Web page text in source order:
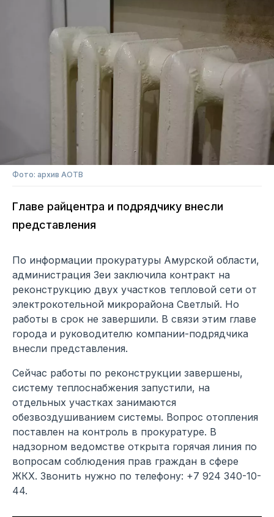
Фото: архив АОТВ
Главе райцентра и подрядчику внесли
представления
По информации прокуратуры Амурской области,
администрация Зеи заключила контракт на
реконструкцию двух участков тепловой сети от
электрокотельной микрорайона Светлый. Но
работы в срок не завершили. В связи этим главе
города и руководителю компании-подрядчика
внесли представления.
Сейчас работы по реконструкции завершены,
систему теплоснабжения запустили, на
отдельных участках занимаются
обезвоздушиванием системы. Вопрос отопления
поставлен на контроль в прокуратуре. В
надзорном ведомстве открыта горячая линия по
вопросам соблюдения прав граждан в сфере
ЖКХ. Звонить нужно по телефону: +7 924 340-10-
44.